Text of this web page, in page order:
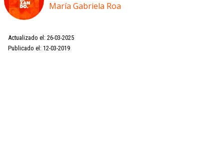
María Gabriela Roa
Actualizado el: 26-03-2025
Publicado el: 12-03-2019